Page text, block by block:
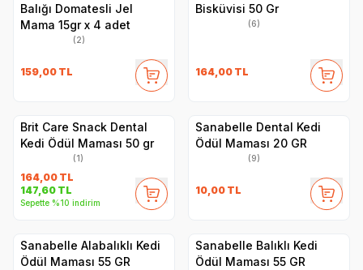
Balığı Domatesli Jel
Mama 15gr x 4 adet
(2)
159,00 TL
Bisküvisi 50 Gr
(6)
164,00 TL
Brit Care Snack Dental
Kedi Ödül Maması 50 gr
(1)
164,00 TL
147,60 TL
Sepette %10 indirim
Sanabelle Dental Kedi
Ödül Maması 20 GR
(9)
10,00 TL
Sanabelle Alabalıklı Kedi
Ödül Maması 55 GR
Sanabelle Balıklı Kedi
Ödül Maması 55 GR